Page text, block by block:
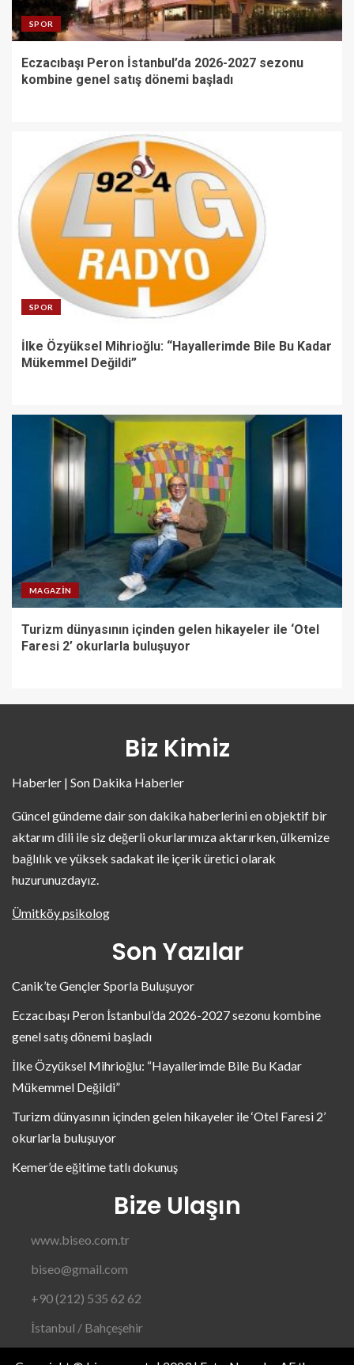
SPOR
Eczacıbaşı Peron İstanbul’da 2026-2027 sezonu
kombine genel satış dönemi başladı
SPOR
İlke Özyüksel Mihrioğlu: “Hayallerimde Bile Bu Kadar
Mükemmel Değildi”
MAGAZIN
Turizm dünyasının içinden gelen hikayeler ile ‘Otel
Faresi 2’ okurlarla buluşuyor
Biz Kimiz
Haberler | Son Dakika Haberler
Güncel gündeme dair son dakika haberlerini en objektif bir
aktarım dili ile siz değerli okurlarımıza aktarırken, ülkemize
bağlılık ve yüksek sadakat ile içerik üretici olarak
huzurunuzdayız.
Ümitköy psikolog
Son Yazılar
Canik’te Gençler Sporla Buluşuyor
Eczacıbaşı Peron İstanbul’da 2026-2027 sezonu kombine
genel satış dönemi başladı
İlke Özyüksel Mihrioğlu: “Hayallerimde Bile Bu Kadar
Mükemmel Değildi”
Turizm dünyasının içinden gelen hikayeler ile ‘Otel Faresi 2’
okurlarla buluşuyor
Kemer’de eğitime tatlı dokunuş
Bize Ulaşın
www.biseo.com.tr
biseo@gmail.com
+90 (212) 535 62 62
İstanbul / Bahçeşehir